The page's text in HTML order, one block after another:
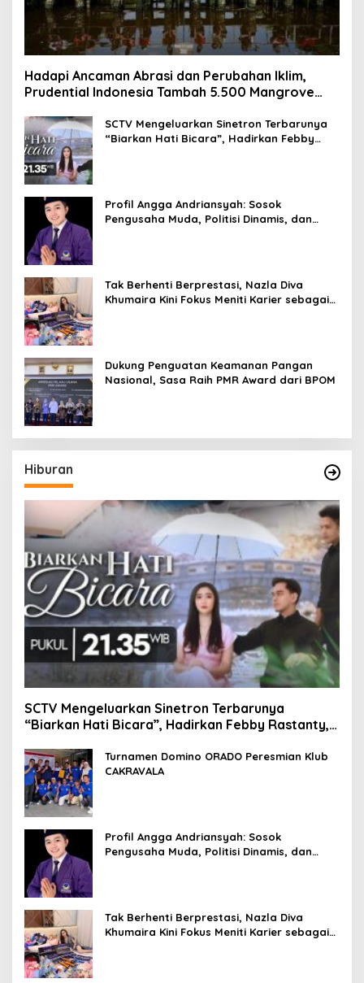
Hadapi Ancaman Abrasi dan Perubahan Iklim,
Prudential Indonesia Tambah 5.500 Mangrove
SCTV Mengeluarkan Sinetron Terbarunya
“Biarkan Hati Bicara”, Hadirkan Febby
Profil Angga Andriansyah: Sosok
Pengusaha Muda, Politisi Dinamis, dan
Tak Berhenti Berprestasi, Nazla Diva
Khumaira Kini Fokus Meniti Karier sebagai
Dukung Penguatan Keamanan Pangan
Nasional, Sasa Raih PMR Award dari BPOM
Hiburan
SCTV Mengeluarkan Sinetron Terbarunya
“Biarkan Hati Bicara”, Hadirkan Febby Rastanty,
Turnamen Domino ORADO Peresmian Klub
CAKRAVALA
Profil Angga Andriansyah: Sosok
Pengusaha Muda, Politisi Dinamis, dan
Tak Berhenti Berprestasi, Nazla Diva
Khumaira Kini Fokus Meniti Karier sebagai